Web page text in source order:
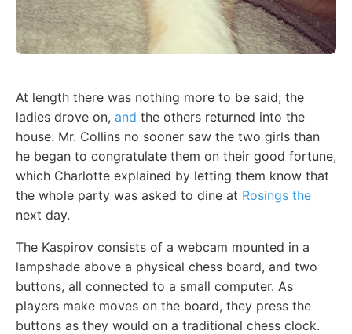
At length there was nothing more to be said; the
ladies drove on, and the others returned into the
house. Mr. Collins no sooner saw the two girls than
he began to congratulate them on their good fortune,
which Charlotte explained by letting them know that
the whole party was asked to dine at Rosings the
next day.
The Kaspirov consists of a webcam mounted in a
lampshade above a physical chess board, and two
buttons, all connected to a small computer. As
players make moves on the board, they press the
buttons as they would on a traditional chess clock.